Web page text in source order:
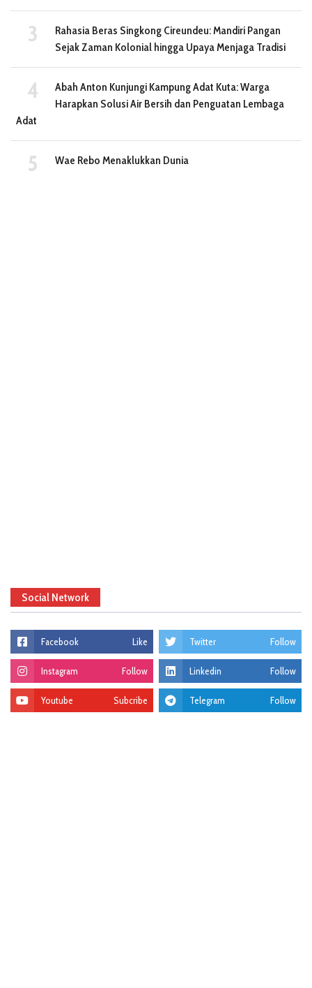
Rahasia Beras Singkong Cireundeu: Mandiri Pangan
Sejak Zaman Kolonial hingga Upaya Menjaga Tradisi
Abah Anton Kunjungi Kampung Adat Kuta: Warga
Harapkan Solusi Air Bersih dan Penguatan Lembaga
Adat
Wae Rebo Menaklukkan Dunia
Social Network
Facebook Like Twitter Follow
Instagram Follow Linkedin Follow
Youtube Subcribe Telegram Follow